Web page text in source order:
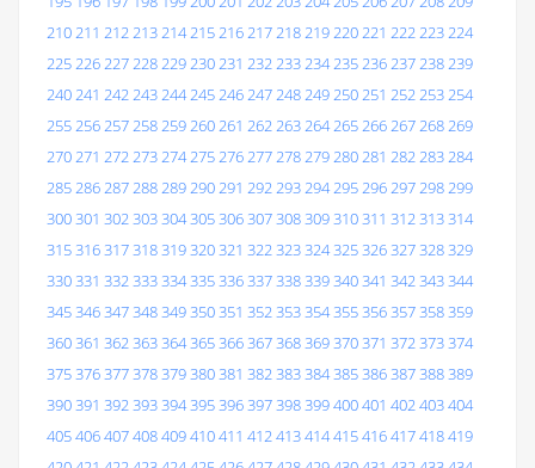
210211 212213214215216217218219220221 222223224
225226227228229230231 232233234235236237238239
240241 242243244245246247248249250251 252253254
255256257258259260261 262263264265266267268269
270271 272273274275276277278279280281 282283284
285286287288289290291 292293294295296297298299
300301 302303304305306307308309310311 312313314
315316317318319320321 322323324325326327328329
330331 332333334335336337338339340341 342343344
345346347348349350351 352353354355356357358359
360361 362363364365366367368369370371 372373374
375376377378379380381 382383384385386387388389
390391 392393394395396397398399400401 402403404
405406407408409410411 412413414415416417418419